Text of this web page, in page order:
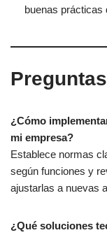
buenas prácticas
¿Cómo
mi empresa?
Establece normas
según funciones y
ajustarlas a nuevas
¿Qué soluciones